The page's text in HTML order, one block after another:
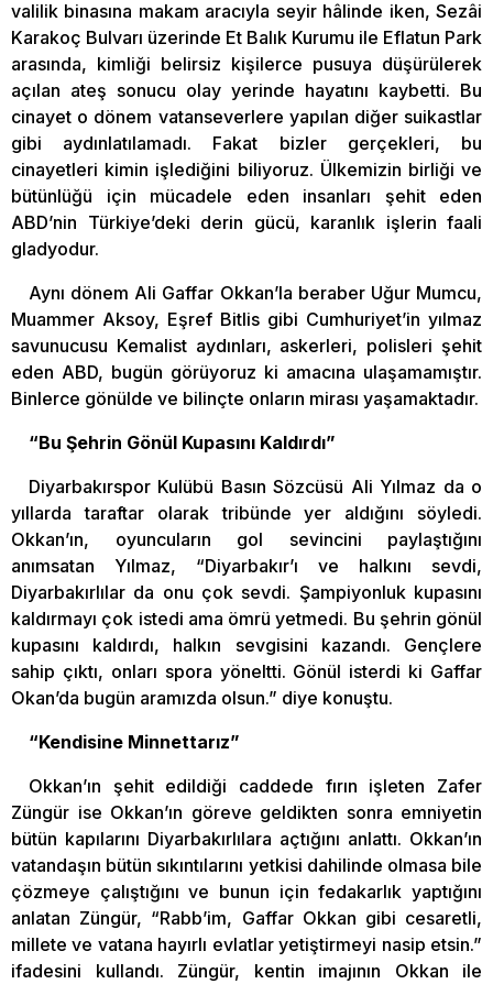
valilik binasına makam aracıyla seyir hâlinde iken, Sezâi
Karakoç Bulvarı üzerinde Et Balık Kurumu ile Eflatun Park
arasında, kimliği belirsiz kişilerce pusuya düşürülerek
açılan ateş sonucu olay yerinde hayatını kaybetti. Bu
cinayet o dönem vatanseverlere yapılan diğer suikastlar
gibi aydınlatılamadı. Fakat bizler gerçekleri, bu
cinayetleri kimin işlediğini biliyoruz. Ülkemizin birliği ve
bütünlüğü için mücadele eden insanları şehit eden
ABD’nin Türkiye’deki derin gücü, karanlık işlerin faali
gladyodur.
Aynı dönem Ali Gaffar Okkan’la beraber Uğur Mumcu,
Muammer Aksoy, Eşref Bitlis gibi Cumhuriyet’in yılmaz
savunucusu Kemalist aydınları, askerleri, polisleri şehit
eden ABD, bugün görüyoruz ki amacına ulaşamamıştır.
Binlerce gönülde ve bilinçte onların mirası yaşamaktadır.
“Bu Şehrin Gönül Kupasını Kaldırdı”
Diyarbakırspor Kulübü Basın Sözcüsü Ali Yılmaz da o
yıllarda taraftar olarak tribünde yer aldığını söyledi.
Okkan’ın, oyuncuların gol sevincini paylaştığını
anımsatan Yılmaz, “Diyarbakır’ı ve halkını sevdi,
Diyarbakırlılar da onu çok sevdi. Şampiyonluk kupasını
kaldırmayı çok istedi ama ömrü yetmedi. Bu şehrin gönül
kupasını kaldırdı, halkın sevgisini kazandı. Gençlere
sahip çıktı, onları spora yöneltti. Gönül isterdi ki Gaffar
Okan’da bugün aramızda olsun.” diye konuştu.
“Kendisine Minnettarız”
Okkan’ın şehit edildiği caddede fırın işleten Zafer
Züngür ise Okkan’ın göreve geldikten sonra emniyetin
bütün kapılarını Diyarbakırlılara açtığını anlattı. Okkan’ın
vatandaşın bütün sıkıntılarını yetkisi dahilinde olmasa bile
çözmeye çalıştığını ve bunun için fedakarlık yaptığını
anlatan Züngür, “Rabb’im, Gaffar Okkan gibi cesaretli,
millete ve vatana hayırlı evlatlar yetiştirmeyi nasip etsin.”
ifadesini kullandı. Züngür, kentin imajının Okkan ile